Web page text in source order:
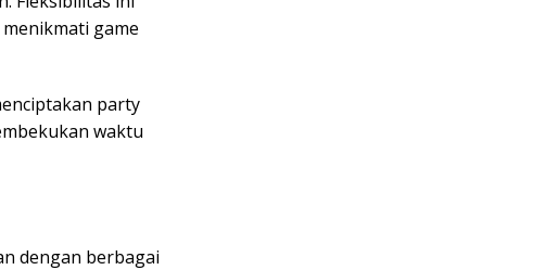
game
party
waktu
dengan berbagai